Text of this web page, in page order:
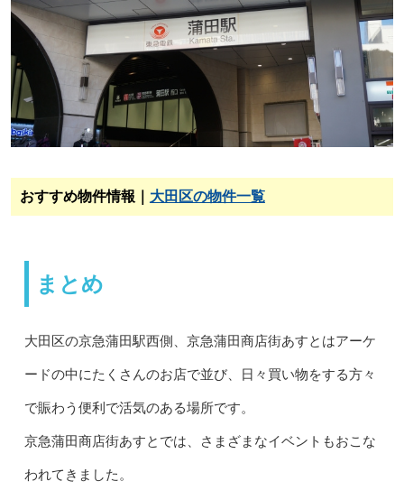
おすすめ物件情報｜ 大田区の物件一覧
まとめ
大田区の京急蒲田駅西側、京急蒲田商店街あすとはアーケ
ードの中にたくさんのお店で並び、日々買い物をする方々
で賑わう便利で活気のある場所です。
京急蒲田商店街あすとでは、さまざまなイベントもおこな
われてきました。